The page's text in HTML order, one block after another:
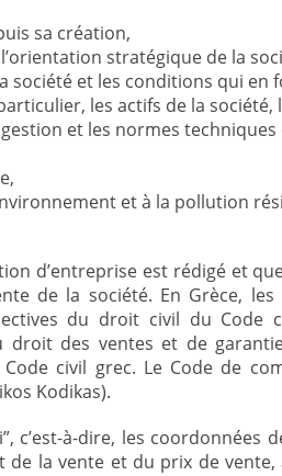
sa création,
stratégique de la
société et les conditions qui
les actifs de la
et les normes techniques
et à la pollution
d’entreprise est rédigé et
de la société. En Grèce,
du droit civil du Code
droit des ventes et de
civil grec. Le Code de
Kodikas).
c’est-à-dire, les
de la vente et du prix de